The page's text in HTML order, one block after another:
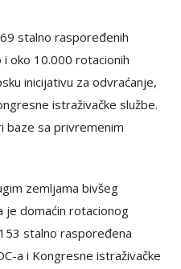
stalno raspoređenih
i oko 10.000 rotacionih
inicijativu za odvraćanje,
istraživačke službe.
baze sa privremenim
zemljama bivšeg
je domaćin rotacionog
stalno raspoređena
a i Kongresne istraživačke